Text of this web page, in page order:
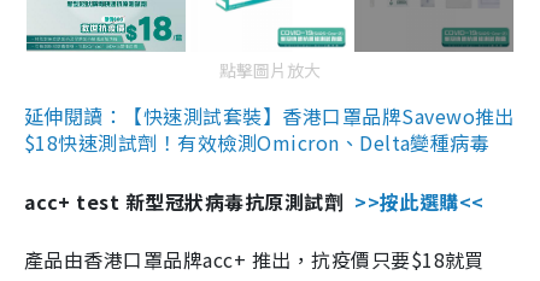
點擊圖片放大
延伸閱讀：【快速測試套裝】香港口罩品牌Savewo推出
$18快速測試劑！有效檢測Omicron、Delta變種病毒
acc+ test 新型冠狀病毒抗原測試劑 >>按此選購<<
產品由香港口罩品牌acc+ 推出，抗疫價只要$18就買